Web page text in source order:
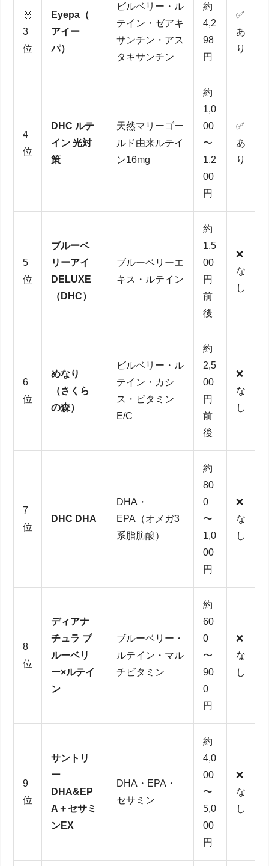
🥉
3
位
Eyepa（
アイー
パ）
ビルベリー・ル
テイン・ゼアキ
サンチン・アス
タキサンチン
約
4,2
98
円
✅
あ
り
4
位
DHC ルテ
イン 光対
策
天然マリーゴー
ルド由来ルテイ
ン16mg
約
1,0
00
〜
1,2
00
円
✅
あ
り
5
位
ブルーベ
リーアイ
DELUXE
（DHC）
ブルーベリーエ
キス・ルテイン
約
1,5
00
円
前
後
❌
な
し
6
位
めなり
（さくら
の森）
ビルベリー・ル
テイン・カシ
ス・ビタミン
E/C
約
2,5
00
円
前
後
❌
な
し
7
位
DHC DHA
DHA・
EPA（オメガ3
系脂肪酸）
約
80
0
〜
1,0
00
円
❌
な
し
8
位
ディアナ
チュラ ブ
ルーベリ
ー×ルテイ
ン
ブルーベリー・
ルテイン・マル
チビタミン
約
60
0
〜
90
0
円
❌
な
し
9
位
サントリ
ー
DHA&EP
A＋セサミ
ンEX
DHA・EPA・
セサミン
約
4,0
00
〜
5,0
00
円
❌
な
し